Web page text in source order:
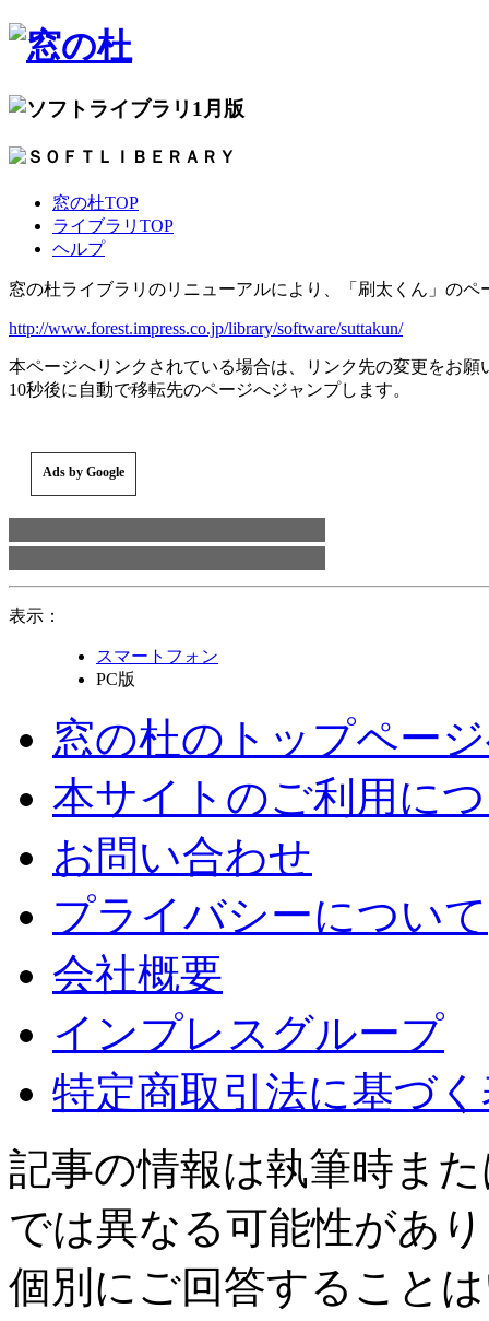
1月版
窓の杜TOP
ライブラリTOP
ヘルプ
窓の杜ライブラリのリニューアルにより、「刷太くん」の
http://www.forest.impress.co.jp/library/software/suttakun/
本ページへリンクされている場合は、リンク先の変更をお願
10秒後に自動で移転先のページへジャンプします。
Ads by Google
表示：
スマートフォン
PC版
窓の杜のトップペー
本サイトのご利用に
お問い合わせ
プライバシーについて
会社概要
インプレスグループ
特定商取引法に基づ
記事の情報は執筆時ま
では異なる可能性があ
個別にご回答すること